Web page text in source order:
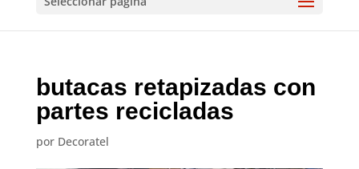
butacas retapizadas con
partes recicladas
por Decoratel